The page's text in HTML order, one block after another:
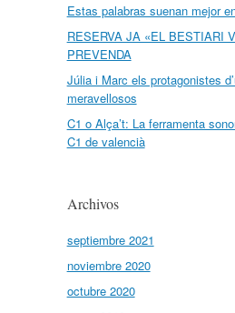
Estas palabras suenan mejor
RESERVA JA «EL BESTIARI
PREVENDA
Júlia i Marc els protagonistes
meravellosos
C1 o Alça’t: La ferramenta
C1 de valencià
Archivos
septiembre 2021
noviembre 2020
octubre 2020